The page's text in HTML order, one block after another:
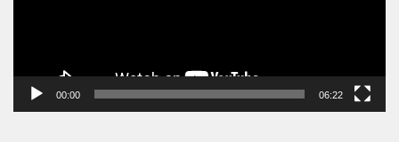
00:00 06:22